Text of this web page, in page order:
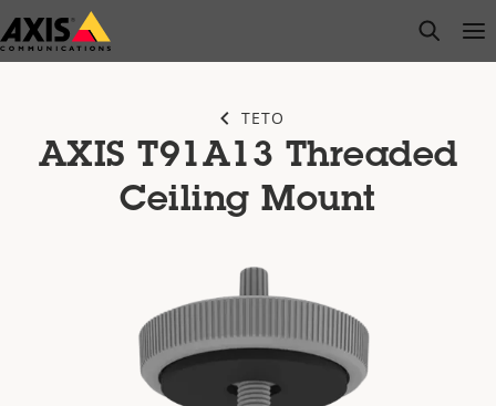
Pular
para
open
TETO
AXIS T91A13 Threaded
Ceiling Mount